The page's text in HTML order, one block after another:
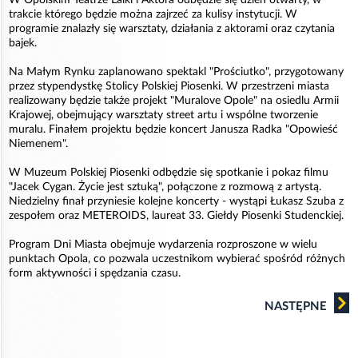
trakcie którego będzie można zajrzeć za kulisy instytucji. W
programie znalazły się warsztaty, działania z aktorami oraz czytania
bajek.
Na Małym Rynku zaplanowano spektakl "Prościutko", przygotowany
przez stypendystkę Stolicy Polskiej Piosenki. W przestrzeni miasta
realizowany będzie także projekt "Muralove Opole" na osiedlu Armii
Krajowej, obejmujący warsztaty street artu i wspólne tworzenie
muralu. Finałem projektu będzie koncert Janusza Radka "Opowieść
Niemenem".
W Muzeum Polskiej Piosenki odbędzie się spotkanie i pokaz filmu
"Jacek Cygan. Życie jest sztuką", połączone z rozmową z artystą.
Niedzielny finał przyniesie kolejne koncerty - wystąpi Łukasz Szuba z
zespołem oraz METEROIDS, laureat 33. Giełdy Piosenki Studenckiej.
Program Dni Miasta obejmuje wydarzenia rozproszone w wielu
punktach Opola, co pozwala uczestnikom wybierać spośród różnych
form aktywności i spędzania czasu.
NASTĘPNE